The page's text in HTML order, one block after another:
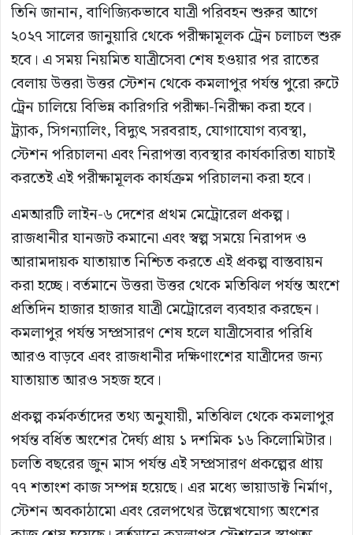
তিনি জানান, বাণিজ্যিকভাবে যাত্রী পরিবহন শুরুর আগে
২০২৭ সালের জানুয়ারি থেকে পরীক্ষামূলক ট্রেন চলাচল শুরু
হবে। এ সময় নিয়মিত যাত্রীসেবা শেষ হওয়ার পর রাতের
বেলায় উত্তরা উত্তর স্টেশন থেকে কমলাপুর পর্যন্ত পুরো রুটে
ট্রেন চালিয়ে বিভিন্ন কারিগরি পরীক্ষা-নিরীক্ষা করা হবে।
ট্র্যাক, সিগন্যালিং, বিদ্যুৎ সরবরাহ, যোগাযোগ ব্যবস্থা,
স্টেশন পরিচালনা এবং নিরাপত্তা ব্যবস্থার কার্যকারিতা যাচাই
করতেই এই পরীক্ষামূলক কার্যক্রম পরিচালনা করা হবে।
এমআরটি লাইন-৬ দেশের প্রথম মেট্রোরেল প্রকল্প।
রাজধানীর যানজট কমানো এবং স্বল্প সময়ে নিরাপদ ও
আরামদায়ক যাতায়াত নিশ্চিত করতে এই প্রকল্প বাস্তবায়ন
করা হচ্ছে। বর্তমানে উত্তরা উত্তর থেকে মতিঝিল পর্যন্ত অংশে
প্রতিদিন হাজার হাজার যাত্রী মেট্রোরেল ব্যবহার করছেন।
কমলাপুর পর্যন্ত সম্প্রসারণ শেষ হলে যাত্রীসেবার পরিধি
আরও বাড়বে এবং রাজধানীর দক্ষিণাংশের যাত্রীদের জন্য
যাতায়াত আরও সহজ হবে।
প্রকল্প কর্মকর্তাদের তথ্য অনুযায়ী, মতিঝিল থেকে কমলাপুর
পর্যন্ত বর্ধিত অংশের দৈর্ঘ্য প্রায় ১ দশমিক ১৬ কিলোমিটার।
চলতি বছরের জুন মাস পর্যন্ত এই সম্প্রসারণ প্রকল্পের প্রায়
৭৭ শতাংশ কাজ সম্পন্ন হয়েছে। এর মধ্যে ভায়াডাক্ট নির্মাণ,
স্টেশন অবকাঠামো এবং রেলপথের উল্লেখযোগ্য অংশের